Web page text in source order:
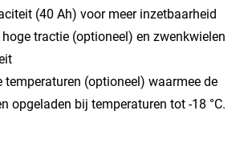
(40 Ah) voor meer inzetbaarheid
tractie (optioneel) en zwenkwielen
temperaturen (optioneel) waarmee de
opgeladen bij temperaturen tot -18 °C.